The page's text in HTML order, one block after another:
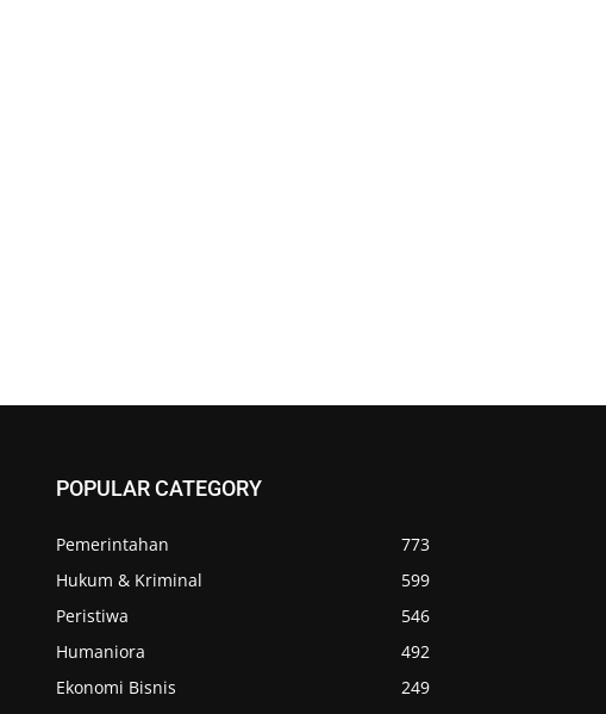
POPULAR CATEGORY
Pemerintahan
773
Hukum & Kriminal
599
Peristiwa
546
Humaniora
492
Ekonomi Bisnis
249